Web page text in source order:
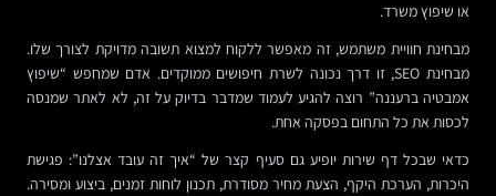
או שיפוץ משרד.
מבחינת חוויית משתמש, זה מאפשר ללקוח למצוא תשובה מדויקת לצורך שלו.
מבחינת SEO, זו דרך נכונה לשרת חיפושים ממוקדים. אדם שמחפש “שיפוץ
אמבטיה ברעננה” רוצה להגיע לעמוד שמדבר בדיוק על זה, לא לאתר שמנסה
לכסות את כל התחום בפסקה אחת.
כדאי שבכל דף שירות יופיע גם סעיף קצר של “איך זה עובד אצלנו”: פגישת
היכרות, הערכת היקף, הצעת מחיר מסודרת, תכנון לוחות זמנים, ביצוע ומסירה.